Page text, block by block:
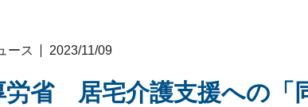
ース 2023/11/09
労省 居宅介護支援への「